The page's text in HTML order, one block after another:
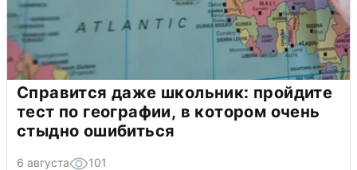
Справится даже школьник: пройдите
тест по географии, в котором очень
стыдно ошибиться
6 августа 101